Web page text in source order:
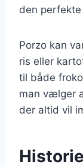
den
Porzo kan
ris eller
til både
man vælger
der altid vil